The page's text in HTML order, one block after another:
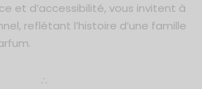
et d’accessibilité, vous invitent à
reflétant l’histoire d’une famille
∴